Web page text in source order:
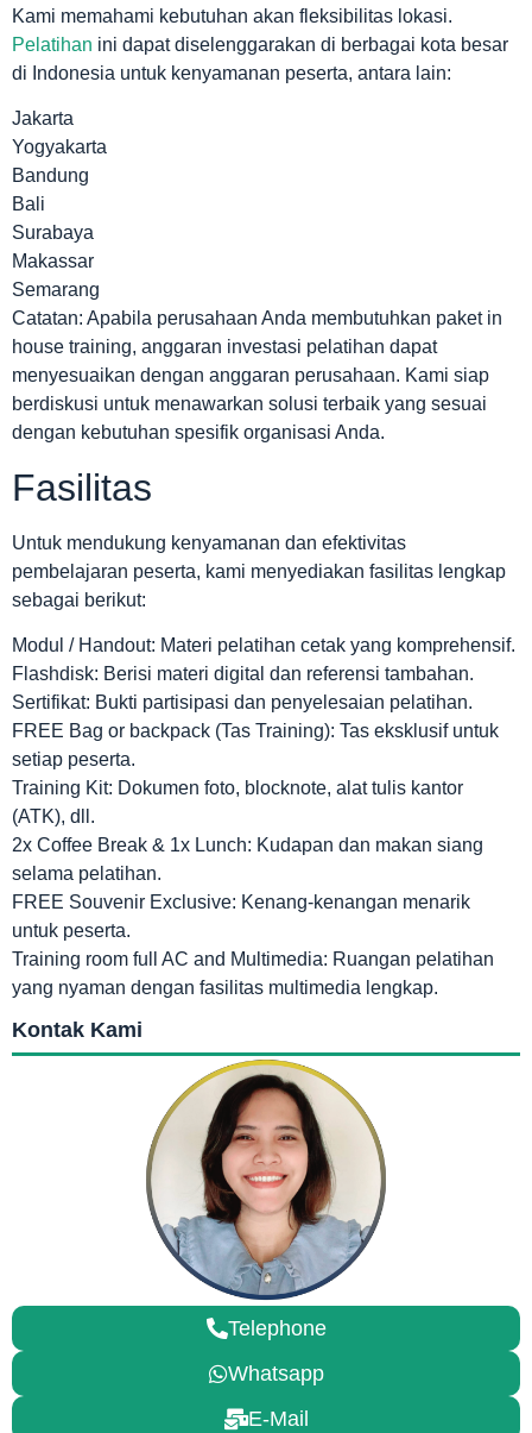
Kami memahami kebutuhan akan fleksibilitas lokasi.
Pelatihan ini dapat diselenggarakan di berbagai kota besar
di Indonesia untuk kenyamanan peserta, antara lain:
Jakarta
Yogyakarta
Bandung
Bali
Surabaya
Makassar
Semarang
Catatan: Apabila perusahaan Anda membutuhkan paket in
house training, anggaran investasi pelatihan dapat
menyesuaikan dengan anggaran perusahaan. Kami siap
berdiskusi untuk menawarkan solusi terbaik yang sesuai
dengan kebutuhan spesifik organisasi Anda.
Fasilitas
Untuk mendukung kenyamanan dan efektivitas
pembelajaran peserta, kami menyediakan fasilitas lengkap
sebagai berikut:
Modul / Handout: Materi pelatihan cetak yang komprehensif.
Flashdisk: Berisi materi digital dan referensi tambahan.
Sertifikat: Bukti partisipasi dan penyelesaian pelatihan.
FREE Bag or backpack (Tas Training): Tas eksklusif untuk
setiap peserta.
Training Kit: Dokumen foto, blocknote, alat tulis kantor
(ATK), dll.
2x Coffee Break & 1x Lunch: Kudapan dan makan siang
selama pelatihan.
FREE Souvenir Exclusive: Kenang-kenangan menarik
untuk peserta.
Training room full AC and Multimedia: Ruangan pelatihan
yang nyaman dengan fasilitas multimedia lengkap.
Kontak Kami
Telephone
Whatsapp
E-Mail